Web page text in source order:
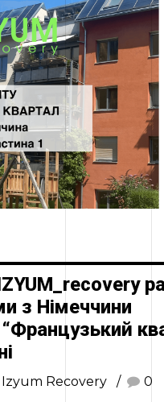
з Німеччини
“Французький
Izyum Recovery
0